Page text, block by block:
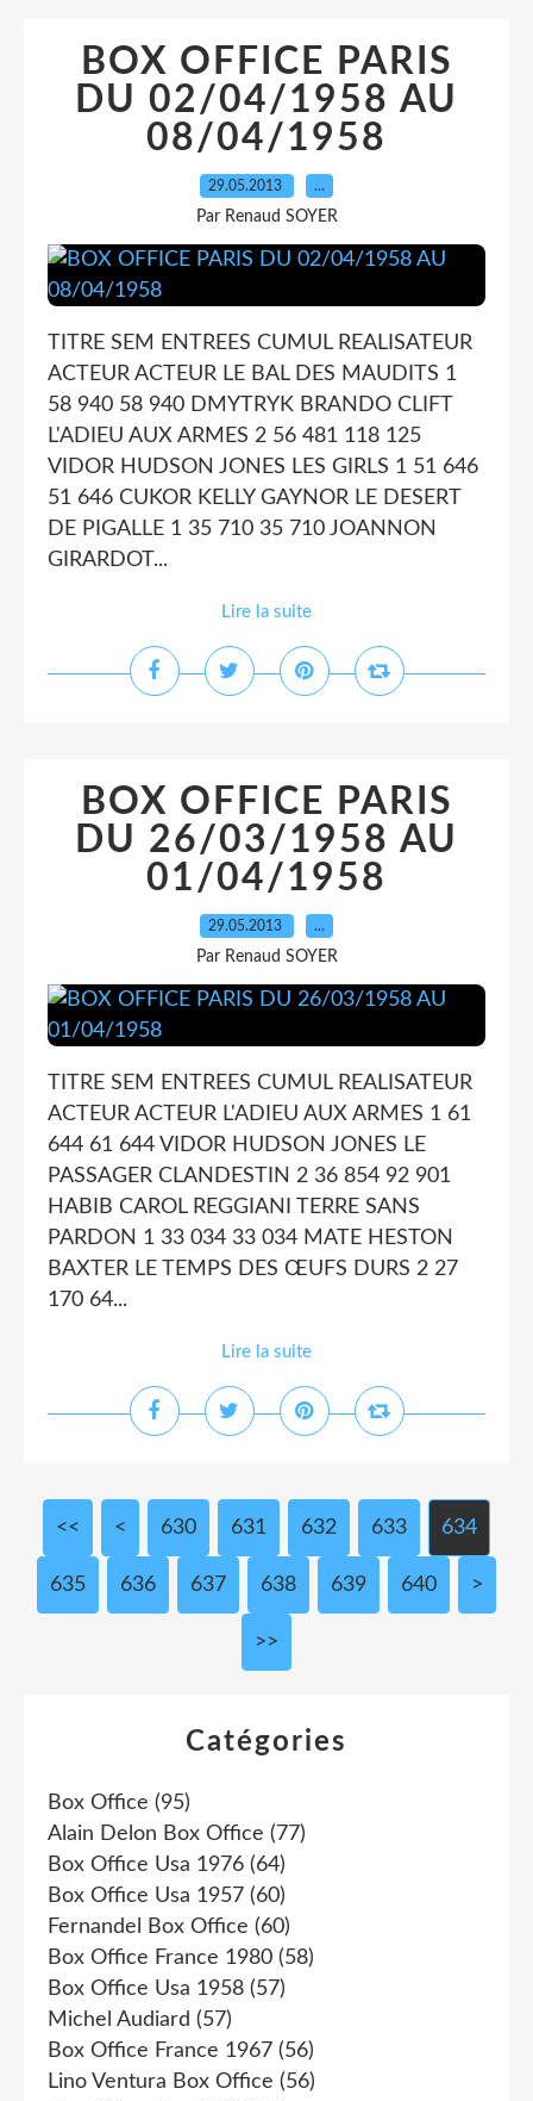
BOX OFFICE PARIS
DU 02/04/1958 AU
08/04/1958
29.05.2013 …
Par Renaud SOYER
TITRE SEM ENTREES CUMUL REALISATEUR
ACTEUR ACTEUR LE BAL DES MAUDITS 1
58 940 58 940 DMYTRYK BRANDO CLIFT
L'ADIEU AUX ARMES 2 56 481 118 125
VIDOR HUDSON JONES LES GIRLS 1 51 646
51 646 CUKOR KELLY GAYNOR LE DESERT
DE PIGALLE 1 35 710 35 710 JOANNON
GIRARDOT...
Lire la suite
BOX OFFICE PARIS
DU 26/03/1958 AU
01/04/1958
29.05.2013 …
Par Renaud SOYER
TITRE SEM ENTREES CUMUL REALISATEUR
ACTEUR ACTEUR L'ADIEU AUX ARMES 1 61
644 61 644 VIDOR HUDSON JONES LE
PASSAGER CLANDESTIN 2 36 854 92 901
HABIB CAROL REGGIANI TERRE SANS
PARDON 1 33 034 33 034 MATE HESTON
BAXTER LE TEMPS DES ŒUFS DURS 2 27
170 64...
Lire la suite
<< < 600
610
620
630 631 632 633 634
635 636 637 638 639 640 650
660
670
680
690
700
>
>>
Catégories
Box Office (95)
Alain Delon Box Office (77)
Box Office Usa 1976 (64)
Box Office Usa 1957 (60)
Fernandel Box Office (60)
Box Office France 1980 (58)
Box Office Usa 1958 (57)
Michel Audiard (57)
Box Office France 1967 (56)
Lino Ventura Box Office (56)